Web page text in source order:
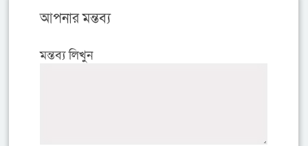
আপনার মন্তব্য
মন্তব্য লিখুন